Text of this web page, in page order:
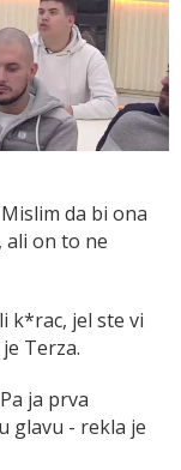
da bi ona
ali on to ne
k*rac, jel ste vi
Terza.
ja prva
glavu - rekla je